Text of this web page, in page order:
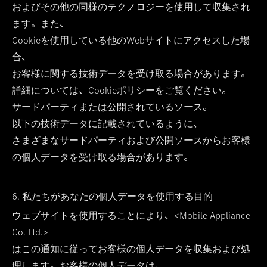
およびその他の同様のテクノロジーを使用して収集され
ます。また、
Cookieを使用している他のWebサイトにアクセスした場
合、
お客様に関する技術データを受け取る場合があります。
詳細については、Cookieポリシーをご覧ください。
サードパーティまたは公開されているソース。
以下の技術データに記載されているように、
さまざまなサードパーティおよび公開ソースからお客様
の個人データを受け取る場合があります。
6. 私たちがあなたの個人データを使用する目的
ウェブサイトを使用することにより、<Mobile Appliance
Co. Ltd.>
はこの通知に従ってお客様の個人データを収集および処